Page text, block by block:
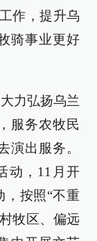
作，提升乌
骑事业更好
力弘扬乌兰
服务农牧民
演出服务。
动，11月开
，按照“不重
牧区、偏远